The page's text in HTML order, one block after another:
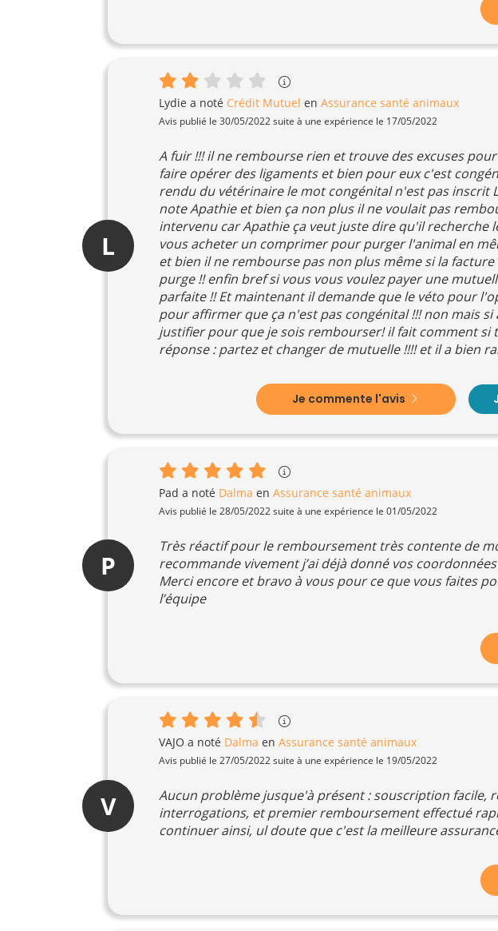
L
Lydie a noté Crédit Mutuel en Assurance santé animaux
Avis publié le 30/05/2022 suite à une expérience le 17/05/2022
A fuir !!! il ne rembourse rien et trouve des excuses
faire opérer des ligaments et bien pour eux c'est
rendu du vétérinaire le mot congénital n'est pas inscrit
note Apathie et bien ça non plus il ne voulait pas
intervenu car Apathie ça veut juste dire qu'il recherche
vous acheter un comprimer pour purger l'animal en
et bien il ne rembourse pas non plus même si la
purge !! enfin bref si vous vous voulez payer une
parfaite !! Et maintenant il demande que le véto pour
pour affirmer que ça n'est pas congénital !!! non mais
justifier pour que je sois rembourser! il fait comment si
réponse : partez et changer de mutuelle !!!! et il a bien
Je commente l'avis
P
Pad a noté Dalma en Assurance santé animaux
Avis publié le 28/05/2022 suite à une expérience le 01/05/2022
Très réactif pour le remboursement très contente de
recommande vivement j’ai déjà donné vos
Merci encore et bravo à vous pour ce que vous faites
l’équipe
V
VAJO a noté Dalma en Assurance santé animaux
Avis publié le 27/05/2022 suite à une expérience le 19/05/2022
Aucun problème jusque'à présent : souscription facile,
interrogations, et premier remboursement effectué
continuer ainsi, ul doute que c'est la meilleure